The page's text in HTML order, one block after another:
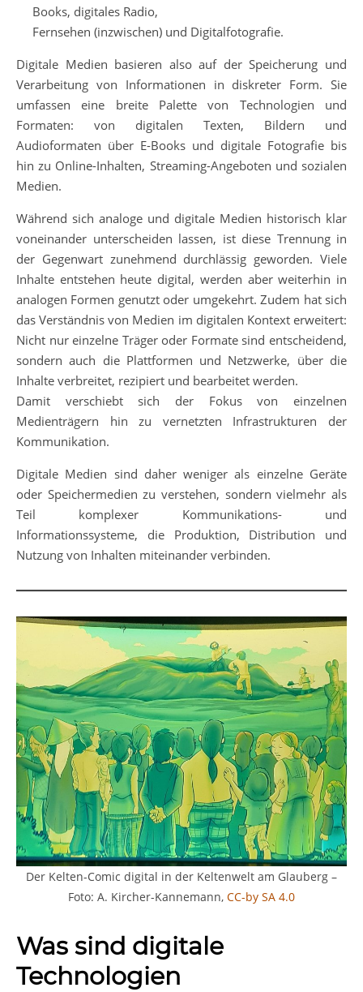
Books, digitales Radio,
Fernsehen (inzwischen) und Digitalfotografie.
Digitale Medien basieren also auf der Speicherung und
Verarbeitung von Informationen in diskreter Form. Sie
umfassen eine breite Palette von Technologien und
Formaten: von digitalen Texten, Bildern und
Audioformaten über E-Books und digitale Fotografie bis
hin zu Online-Inhalten, Streaming-Angeboten und sozialen
Medien.
Während sich analoge und digitale Medien historisch klar
voneinander unterscheiden lassen, ist diese Trennung in
der Gegenwart zunehmend durchlässig geworden. Viele
Inhalte entstehen heute digital, werden aber weiterhin in
analogen Formen genutzt oder umgekehrt. Zudem hat sich
das Verständnis von Medien im digitalen Kontext erweitert:
Nicht nur einzelne Träger oder Formate sind entscheidend,
sondern auch die Plattformen und Netzwerke, über die
Inhalte verbreitet, rezipiert und bearbeitet werden.
Damit verschiebt sich der Fokus von einzelnen
Medienträgern hin zu vernetzten Infrastrukturen der
Kommunikation.
Digitale Medien sind daher weniger als einzelne Geräte
oder Speichermedien zu verstehen, sondern vielmehr als
Teil komplexer Kommunikations- und
Informationssysteme, die Produktion, Distribution und
Nutzung von Inhalten miteinander verbinden.
Der Kelten-Comic digital in der Keltenwelt am Glauberg –
Foto: A. Kircher-Kannemann, CC-by SA 4.0
Was sind digitale
Technologien